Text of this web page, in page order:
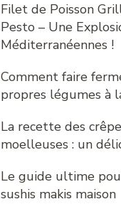
Filet de Poisson
Pesto – Une
Méditerranéennes !
Comment faire
propres légumes à
La recette des
moelleuses : un
Le guide ultime
sushis makis maison